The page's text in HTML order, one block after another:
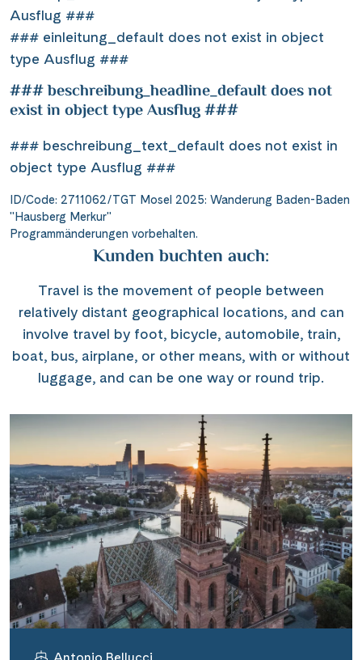
Ausflug ###
### einleitung_default does not exist in object
type Ausflug ###
### beschreibung_headline_default does not
exist in object type Ausflug ###
### beschreibung_text_default does not exist in
object type Ausflug ###
ID/Code: 2711062/TGT Mosel 2025: Wanderung Baden-Baden
"Hausberg Merkur"
Programmänderungen vorbehalten.
Kunden buchten auch:
Travel is the movement of people between
relatively distant geographical locations, and can
involve travel by foot, bicycle, automobile, train,
boat, bus, airplane, or other means, with or without
luggage, and can be one way or round trip.
Antonio Bellucci